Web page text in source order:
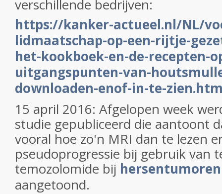
verschillende bedrijven:
https://kanker-actueel.nl/NL/
lidmaatschap-op-een-rijtje-
het-kookboek-en-de-recepten-
uitgangspunten-van-
downloaden-enof-in-te-
15 april 2016: Afgelopen week
studie gepubliceerd die aantoont
vooral hoe zo'n MRI dan te lezen
pseudoprogressie bij gebruik van
temozolomide bij hersentumoren
aangetoond.